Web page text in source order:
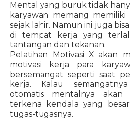
Mental yang buruk tidak
karyawan memang
sejak lahir. Namun ini juga
di tempat kerja yang
tantangan dan tekanan.
Pelatihan Motivasi X akan
motivasi kerja para
bersemangat seperti saat
kerja. Kalau
otomatis mentalnya
terkena kendala yang
tugas-tugasnya.